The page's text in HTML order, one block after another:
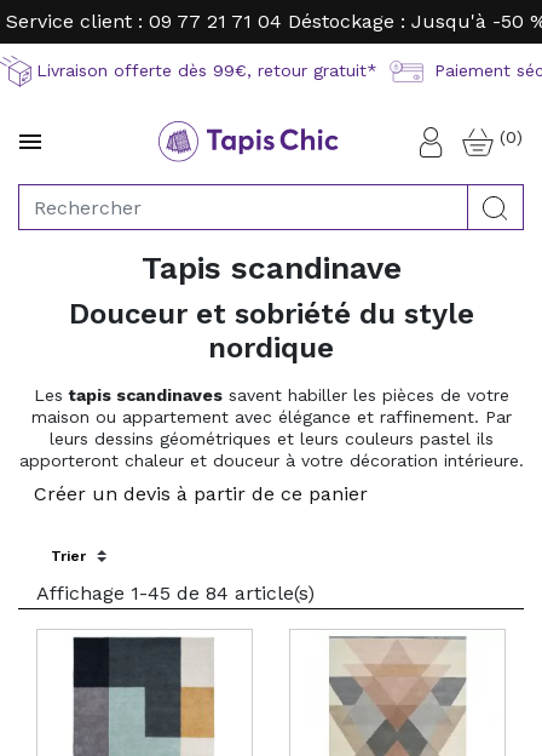
Service client : 09 77 21 71 04 Déstockage : Jusqu'à -50
Livraison offerte dès 99€, retour gratuit* Paiement
 Connexion
(0)
Tapis scandinave
Douceur et sobriété du style
nordique
Les tapis scandinavessavent habiller les pièces de votre
maison ou appartement avec élégance et raffinement. Par
leurs dessins géométriques et leurs couleurs pastel ils
apporteront chaleur et douceur à votre décoration intérieure.
Créer un devis à partir de ce panier
Sort by:
Affichage 1-45 de 84 article(s)